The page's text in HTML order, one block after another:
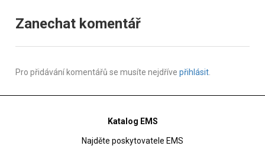
Zanechat komentář
Pro přidávání komentářů se musíte nejdříve přihlásit
Katalog EMS
Najděte poskytovatele EMS